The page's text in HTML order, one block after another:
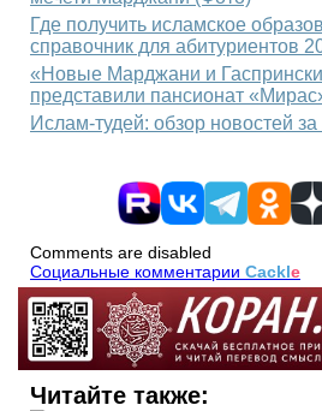
Где получить исламское
справочник для абитуриентов
«Новые Марджани и
представили пансионат
Ислам-тудей: обзор новостей за
Comments are disabled
Социальные комментарии Cackle
Читайте также: